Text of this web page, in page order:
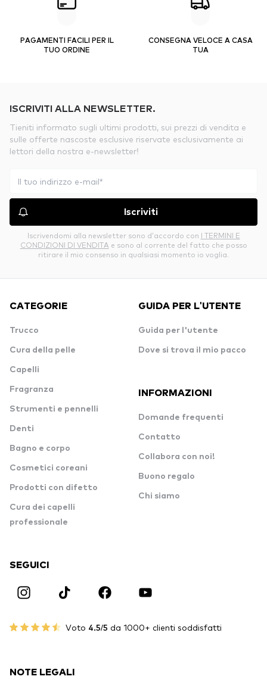
PAGAMENTI FACILI PER IL
TUO ORDINE
CONSEGNA VELOCE A CASA
TUA
ISCRIVITI ALLA NEWSLETTER.
Tieniti informato sugli ultimi prodotti, sui prezzi di vendita e
sulle offerte nascoste esclusive riservate esclusivamente ai
lettori della nostra e-newsletter!
Iscriviti
Iscrivendomi alla newsletter sono d’accordo con I TERMINI E
CONDIZIONI DI VENDITA e sono al corrente del fatto che posso
ritirare il mio consenso in qualsiasi momento io voglia.
CATEGORIE
Trucco
Cura della pelle
Capelli
Fragranza
Strumenti e pennelli
Denti
Bagno e corpo
Cosmetici coreani
Prodotti con difetto
Cura dei capelli
professionale
GUIDA PER L'UTENTE
Guida per l'utente
Dove si trova il mio pacco
INFORMAZIONI
Domande frequenti
Contatto
Collabora con noi!
Buono regalo
Chi siamo
SEGUICI
Voto 4.5/5 da 1000+ clienti soddisfatti
NOTE LEGALI